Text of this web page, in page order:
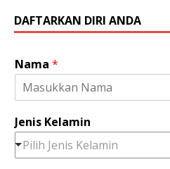
DAFTARKAN DIRI ANDA
Nama *
Jenis Kelamin
Pilih Jenis Kelamin